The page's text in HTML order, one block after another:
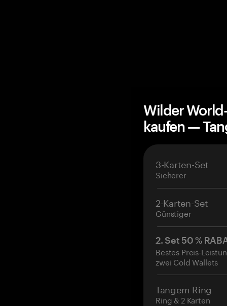
Wilder
kaufen —
3-Karten-Set
Sicherer
2-Karten-Set
Günstiger
2. Set 50 %
Bestes Preis-
zwei Cold Wallets
Tangem Ring
Ring & 2 Karten